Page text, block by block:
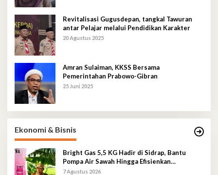
Revitalisasi Gugusdepan, tangkal Tawuran
antar Pelajar melalui Pendidikan Karakter
20 Agustus 2025
Amran Sulaiman, KKSS Bersama
Pemerintahan Prabowo-Gibran
25 Juni 2025
Ekonomi & Bisnis
Bright Gas 5,5 KG Hadir di Sidrap, Bantu
Pompa Air Sawah Hingga Efisienkan
Penyaluran Elpiji 3 Kg
7 Agustus 2026